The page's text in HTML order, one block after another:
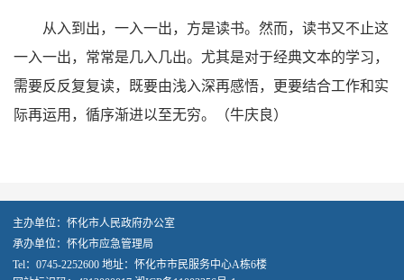
从入到出，一入一出，方是读书。然而，读书又不止这
一入一出，常常是几入几出。尤其是对于经典文本的学习，
需要反反复复读，既要由浅入深再感悟，更要结合工作和实
际再运用，循序渐进以至无穷。（牛庆良）
主办单位：怀化市人民政府办公室
承办单位：怀化市应急管理局
Tel：0745-2252600 地址：怀化市市民服务中心A栋6楼